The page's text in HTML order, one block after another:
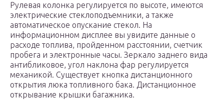
Рулевая колонка регулируется по высоте, имеются
электрические стеклоподъемники, а также
автоматическое опускание стекол. На
информационном дисплее вы увидите данные о
расходе топлива, пройденном расстоянии, счетчик
пробега и электронные часы. Зеркало заднего вида
антибликовое, угол наклона фар регулируется
механикой. Существует кнопка дистанционного
открытия люка топливного бака. Дистанционное
открывание крышки багажника.